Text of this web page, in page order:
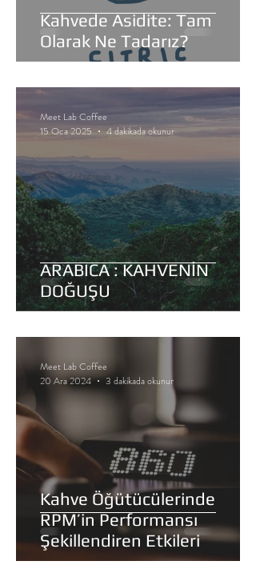
Kahvede Asidite: Tam
Olarak Ne Tadarız?
ARABICA : KAHVENİN
DOĞUŞU
Meet Lab Coffee
15 Oca 2025
4 dakikada okunur
Kahve Öğütücülerinde
RPM’in Performansı
Şekillendiren Etkileri
Meet Lab Coffee
20 Ara 2024
3 dakikada okunur